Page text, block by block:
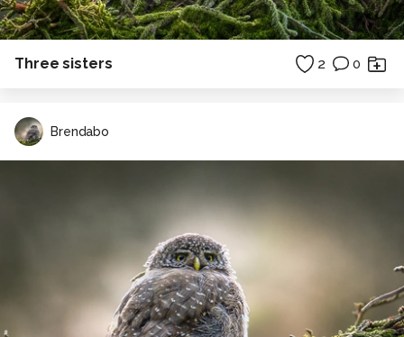
Three sisters 2 0
Brendabo